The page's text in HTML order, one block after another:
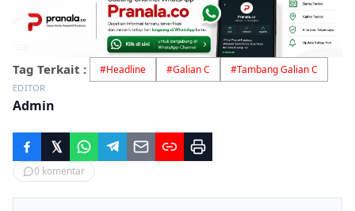
Tag Terkait : #Headline #Galian C #Tambang Galian C
EDITOR
Admin
0 komentar